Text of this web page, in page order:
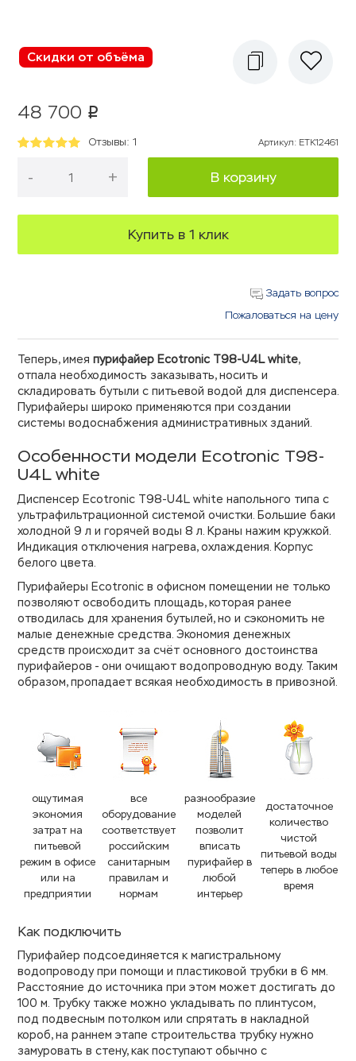
Скидки от объёма
48 700 p
Отзывы: 1 Артикул: ETK12461
- + В корзину
Купить в 1 клик
Задать вопрос
Пожаловаться на цену
Теперь, имея пурифайер Ecotronic T98-U4L white,
отпала необходимость заказывать, носить и
складировать бутыли с питьевой водой для диспенсера.
Пурифайеры широко применяются при создании
системы водоснабжения административных зданий.
Особенности модели Ecotronic T98-
U4L white
Диспенсер Ecotronic T98-U4L white напольного типа с
ультрафильтрационной системой очистки. Большие баки
холодной 9 л и горячей воды 8 л. Краны нажим кружкой.
Индикация отключения нагрева, охлаждения. Корпус
белого цвета.
Пурифайеры Ecotronic в офисном помещении не только
позволяют освободить площадь, которая ранее
отводилась для хранения бутылей, но и сэкономить не
малые денежные средства. Экономия денежных
средств происходит за счёт основного достоинства
пурифайеров - они очищают водопроводную воду. Таким
образом, пропадает всякая необходимость в привозной.
ощутимая
экономия
затрат на
питьевой
режим в офисе
или на
предприятии
все
оборудование
соответствует
российским
санитарным
правилам и
нормам
разнообразие
моделей
позволит
вписать
пурифайер в
любой
интерьер
достаточное
количество
чистой
питьевой воды
теперь в любое
время
Как подключить
Пурифайер подсоединяется к магистральному
водопроводу при помощи и пластиковой трубки в 6 мм.
Расстояние до источника при этом может достигать до
100 м. Трубку также можно укладывать по плинтусом,
под подвесным потолком или спрятать в накладной
короб, на раннем этапе строительства трубку нужно
замуровать в стену, как поступают обычно с